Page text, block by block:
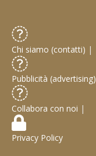
Chi siamo (contatti) |
Pubblicità (advertising)
Collabora con noi |
Privacy Policy